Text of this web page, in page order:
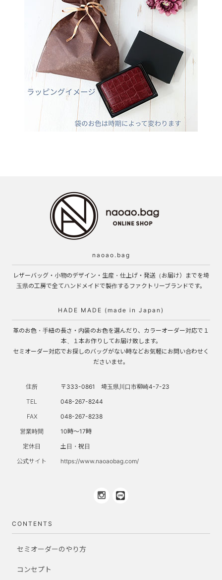
naoao.bag
レザーバッグ・小物のデザイン・生産・仕上げ・発送（お届け）までを埼
玉県の工房で全てハンドメイドで製作するファクトリーブランドです。
HADE MADE (made in Japan)
革のお色・手紐の長さ・内装のお色を選んだり、カラーオーダー対応で１
本、１本お作りしてお届け致します。
セミオーダー対応でお探しのバッグがない時などお気軽にお問い合わせく
ださいませ。
住所
〒333-0861 埼玉県川口市柳崎4-7-23
TEL
048-267-8244
FAX
048-267-8238
営業時間
10時～17時
定休日
土日・祝日
公式サイト
https://www.naoaobag.com/
CONTENTS
セミオーダーのやり方
コンセプト